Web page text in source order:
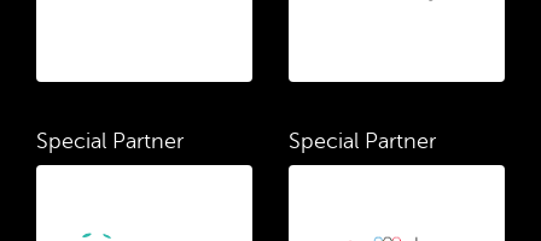
Special Partner Special Partner